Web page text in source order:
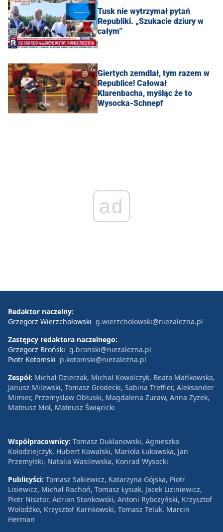
Tusk nie wytrzymał pytań
Republiki. „Szukacie dziury w
całym”
Giertych zemdlał, tym razem w
Republice! Całował
Klarenbacha, myśląc że to
Wysocka-Schnepf
ad
Redaktor naczelny:
Grzegorz Wierzchołowski g.wierzcholowski@niezalezna.pl
Zastępcy redaktora naczelnego:
Grzegorz Broński g.bronski@niezalezna.pl
Piotr Kotomski p.kotomski@niezalezna.pl
Zespół: Michał Dzierżak, Michał Kowalczyk, Beata Mańkowska,
Janusz Milewski, Tomasz Grodecki, Sabina Treffler, Aleksander
Mimier, Przemysław Obłuski, Magdalena Żuraw, Anna Zyzek,
Mateusz Mol, Mateusz Święcicki
Współpracownicy: Tomasz Duklanowski, Agnieszka
Kołodziejczyk, Hubert Kowalski, Mariola Łukawska, Jan
Przemyłski, Natalia Wasilewska, Konrad Wysocki
Publicyści: Tomasz Sakiewicz, Katarzyna Gójska, Piotr
Lisiewicz, Michał Rachoń, Tomasz Łysiak, Jacek Liziniewicz,
Piotr Nisztor, Adrian Stankowski, Antoni Rybczyński, Krzysztof
Wołodźko, Krzysztof Karnkowski, Tomasz Teluk, Marcin
Herman